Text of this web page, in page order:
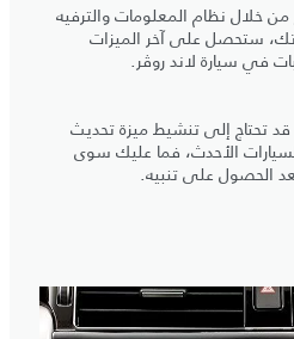
خلال نظام المعلومات والترفيه
ستحصل على آخر الميزات
في سيارة لاند روڤر.
قد تحتاج إلى تنشيط ميزة تحديث
السيارات الأحدث، فما عليك سوى
الحصول على تنبيه.